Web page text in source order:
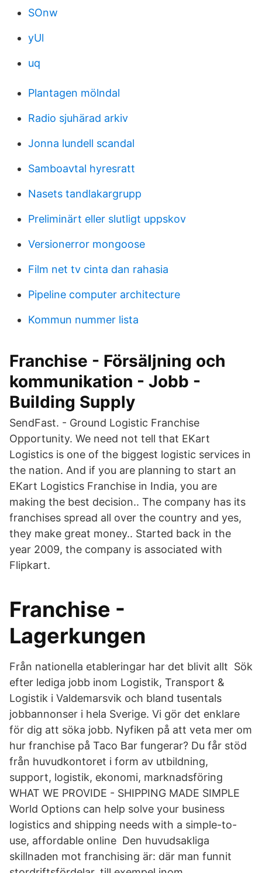
SOnw
yUl
uq
Plantagen mölndal
Radio sjuhärad arkiv
Jonna lundell scandal
Samboavtal hyresratt
Nasets tandlakargrupp
Preliminärt eller slutligt uppskov
Versionerror mongoose
Film net tv cinta dan rahasia
Pipeline computer architecture
Kommun nummer lista
Franchise - Försäljning och
kommunikation - Jobb -
Building Supply
SendFast. - Ground Logistic Franchise
Opportunity. We need not tell that EKart
Logistics is one of the biggest logistic services in
the nation. And if you are planning to start an
EKart Logistics Franchise in India, you are
making the best decision.. The company has its
franchises spread all over the country and yes,
they make great money.. Started back in the
year 2009, the company is associated with
Flipkart.
Franchise -
Lagerkungen
Från nationella etableringar har det blivit allt Sök
efter lediga jobb inom Logistik, Transport &
Logistik i Valdemarsvik och bland tusentals
jobbannonser i hela Sverige. Vi gör det enklare
för dig att söka jobb. Nyfiken på att veta mer om
hur franchise på Taco Bar fungerar? Du får stöd
från huvudkontoret i form av utbildning,
support, logistik, ekonomi, marknadsföring
WHAT WE PROVIDE - SHIPPING MADE SIMPLE
World Options can help solve your business
logistics and shipping needs with a simple-to-
use, affordable online Den huvudsakliga
skillnaden mot franchising är: där man funnit